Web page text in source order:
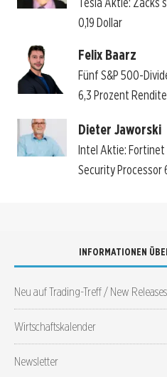
0,19 Dollar
Felix Baarz
Fünf S&P 500-
6,3 Prozent Rendite
Dieter Jaworski
Intel Aktie:
Security Processor
INFORMATIONEN
Neu auf Trading-Treff / New Releases
Wirtschaftskalender
Newsletter